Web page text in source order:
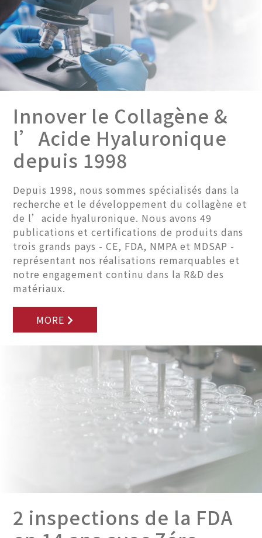
Innover le Collagène &
l’Acide Hyaluronique
depuis 1998
Depuis 1998, nous sommes spécialisés dans la
recherche et le développement du collagène et
de l’acide hyaluronique. Nous avons 49
publications et certifications de produits dans
trois grands pays - CE, FDA, NMPA et MDSAP -
représentant nos réalisations remarquables et
notre engagement continu dans la R&D des
matériaux.
MORE
2 inspections de la FDA